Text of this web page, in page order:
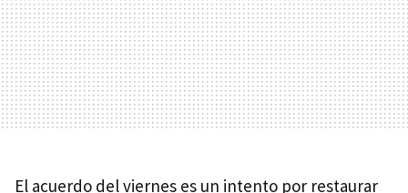
El acuerdo del viernes es un intento por restaurar